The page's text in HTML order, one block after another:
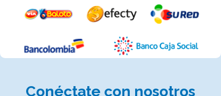
Conéctate con nosotros